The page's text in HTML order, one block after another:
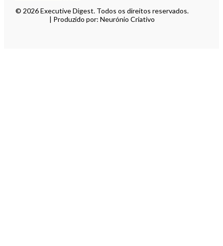
© 2026 Executive Digest. Todos os direitos reservados.
| Produzido por: Neurónio Criativo